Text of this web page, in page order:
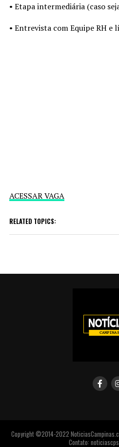
• Etapa intermediária (caso
• Entrevista com Equipe RH e
ACESSAR VAGA
RELATED TOPICS:
Copyright ©2014-2022
Contato: